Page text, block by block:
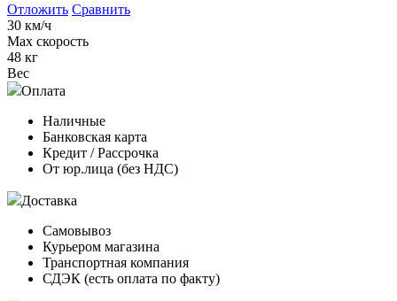
Отложить Сравнить
30 км/ч
Max скорость
48 кг
Вес
Оплата
Наличные
Банковская карта
Кредит / Рассрочка
От юр.лица (без НДС)
Доставка
Самовывоз
Курьером магазина
Транспортная компания
СДЭК (есть оплата по факту)